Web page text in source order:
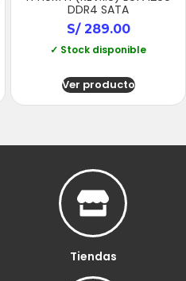
DDR4 SATA
S/289.00
✓ Stock disponible
Ver producto
Tiendas